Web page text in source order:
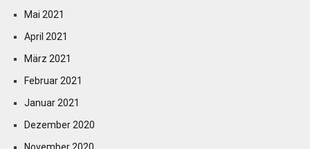
Mai 2021
April 2021
März 2021
Februar 2021
Januar 2021
Dezember 2020